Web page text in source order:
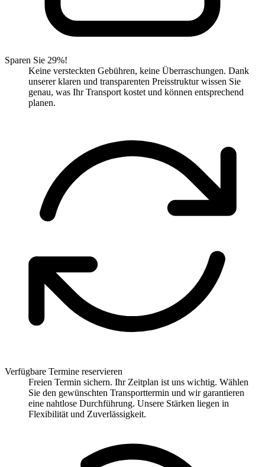
Sparen Sie 29%!
Keine versteckten Gebühren, keine Überraschungen. Dank
unserer klaren und transparenten Preisstruktur wissen Sie
genau, was Ihr Transport kostet und können entsprechend
planen.
Verfügbare Termine reservieren
Freien Termin sichern. Ihr Zeitplan ist uns wichtig. Wählen
Sie den gewünschten Transporttermin und wir garantieren
eine nahtlose Durchführung. Unsere Stärken liegen in
Flexibilität und Zuverlässigkeit.